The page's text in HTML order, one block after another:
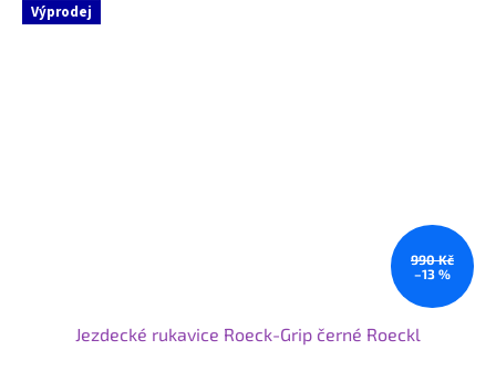
Výprodej
990 Kč
–13 %
Jezdecké rukavice Roeck-Grip černé Roeckl